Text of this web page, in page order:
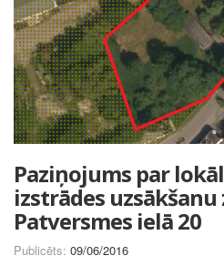
Paziņojums par
izstrādes
Patversmes ielā 20
Publicēts: 09/06/2016